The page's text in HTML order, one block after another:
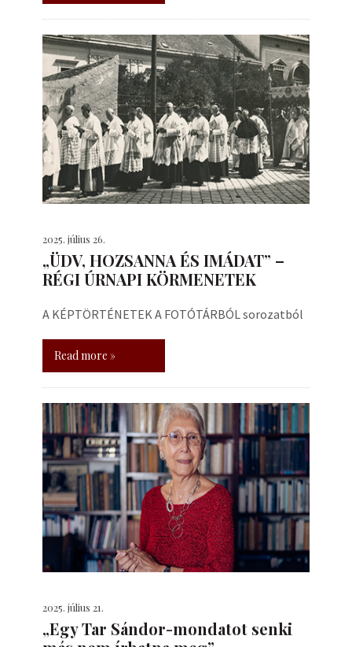
2025. július 26.
„ÜDV, HOZSANNA ÉS IMÁDAT” –
RÉGI ÚRNAPI KÖRMENETEK
A KÉPTÖRTÉNETEK A FOTÓTÁRBÓL sorozatból
Read more »
2025. július 21.
„Egy Tar Sándor-mondatot senki